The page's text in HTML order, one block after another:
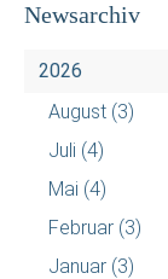
Newsarchiv
2026
August (3)
Juli (4)
Mai (4)
Februar (3)
Januar (3)